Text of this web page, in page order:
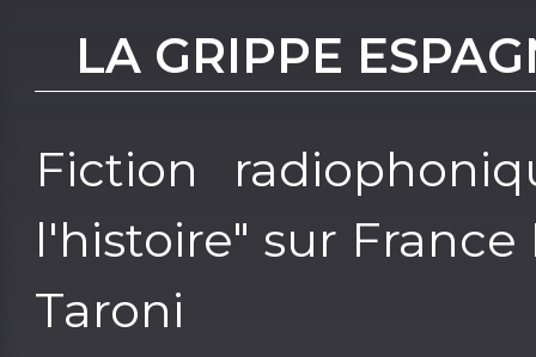
LA GRIPPE
Fiction
l'histoire" sur
Taroni